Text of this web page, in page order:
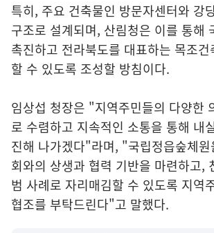
특히, 주요 건축물인 방문자센터와 강
구조로 설계되며, 산림청은 이를 통해
촉진하고 전라북도를 대표하는 목조
할 수 있도록 조성할 방침이다.
임상섭 청장은 "지역주민들의 다양한
로 수렴하고 지속적인 소통을 통해 내
진해 나가겠다"라며, "국립정읍숲체
회와의 상생과 협력 기반을 마련하고,
범 사례로 자리매김할 수 있도록 지역
협조를 부탁드린다"고 말했다.